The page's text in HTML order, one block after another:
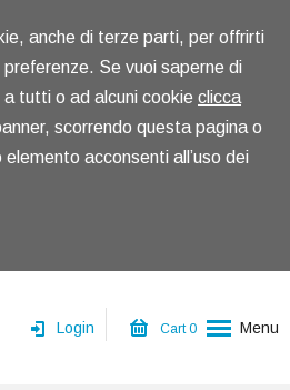
anche di terze parti, per offrirti
Se vuoi saperne di
tutti o ad alcuni cookie clicca
scorrendo questa pagina o
acconsenti all’uso dei
Menu
Cart0
Login